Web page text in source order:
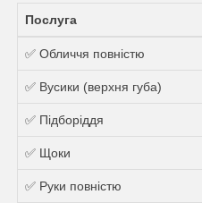
Послуга
✅ Обличчя повністю
✅ Вусики (верхня губа)
✅ Підборіддя
✅ Щоки
✅ Руки повністю